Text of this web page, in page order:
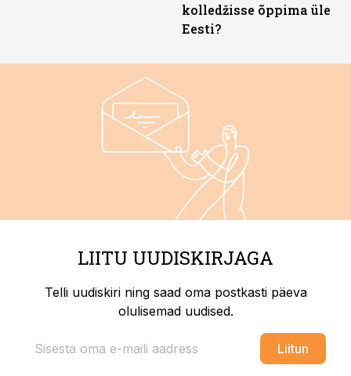
kolledžisse õppima üle
Eesti?
LIITU UUDISKIRJAGA
Telli uudiskiri ning saad oma postkasti päeva
olulisemad uudised.
Liitun